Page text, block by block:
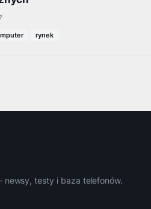
rynek
testy i baza telefonów.